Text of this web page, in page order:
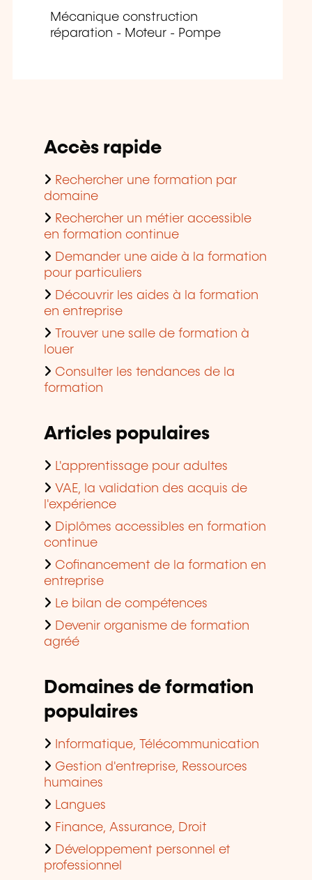
Mécanique construction
réparation - Moteur - Pompe
Accès rapide
Rechercher une formation par
domaine
Rechercher un métier accessible
en formation continue
Demander une aide à la formation
pour particuliers
Découvrir les aides à la formation
en entreprise
Trouver une salle de formation à
louer
Consulter les tendances de la
formation
Articles populaires
L'apprentissage pour adultes
VAE, la validation des acquis de
l'expérience
Diplômes accessibles en formation
continue
Cofinancement de la formation en
entreprise
Le bilan de compétences
Devenir organisme de formation
agréé
Domaines de formation
populaires
Informatique, Télécommunication
Gestion d'entreprise, Ressources
humaines
Langues
Finance, Assurance, Droit
Développement personnel et
professionnel